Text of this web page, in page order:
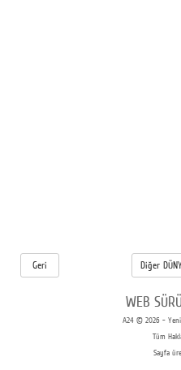
Geri Diğer
WEB
A24 © 2026 - Yeni
Tüm
Sayfa